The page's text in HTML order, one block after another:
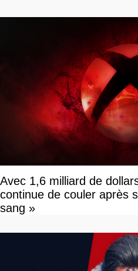
Avec 1,6 milliard de
continue de couler après
sang »